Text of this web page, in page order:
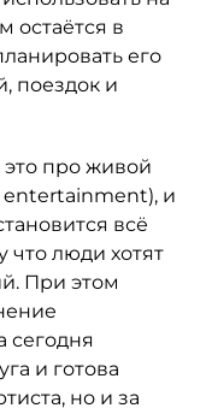
остаётся в
его
поездок и
про живой
entertainment), и
всё
что люди хотят
При этом
сегодня
и готова
но и за